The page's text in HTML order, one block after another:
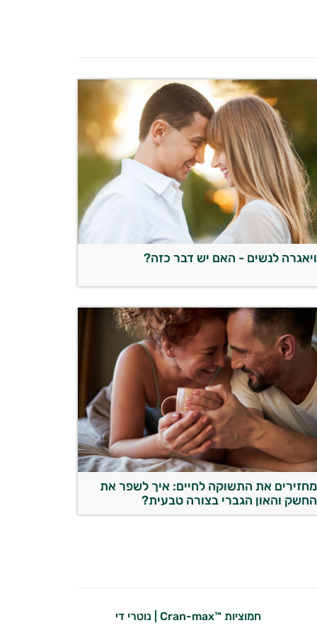
ויאגרה לנשים - האם יש דבר כזה?
מחזירים את התשוקה לחיים: איך לשפר את
החשק והאון הגברי בצורה טבעית?
חמוציות ™Cran-max | נוטרי די